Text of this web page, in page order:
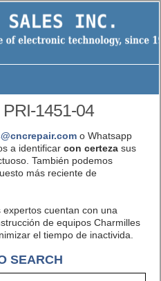
1451-04
o Whatsapp
a identificar con certezasus
También podemos
más reciente de
cuentan con una
de equipos Charmilles
el tiempo de inactivida.
SEARCH